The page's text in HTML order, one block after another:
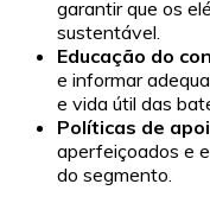
garantir que os
sustentável.
Educação do
e informar
e vida útil das
Políticas de
aperfeiçoados e
do segmento.